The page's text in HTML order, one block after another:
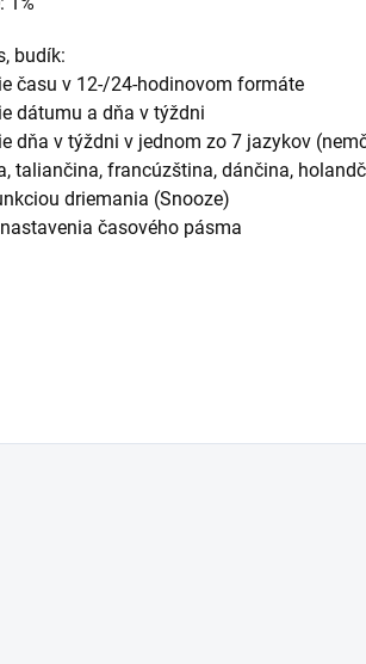
budík:
času v 12-/24-hodinovom formáte
dátumu a dňa v týždni
dňa v týždni v jednom zo 7 jazykov
taliančina, francúzština, dánčina,
driemania (Snooze)
časového pásma